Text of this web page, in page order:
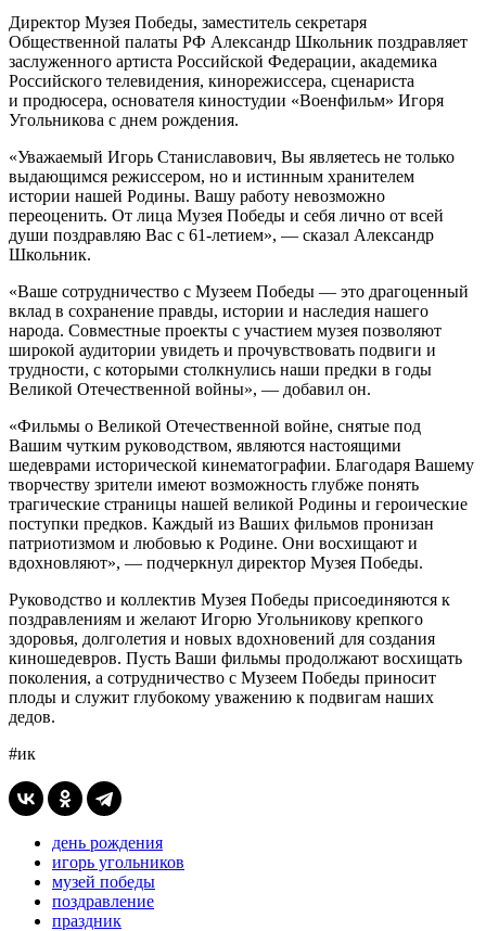
Директор Музея Победы, заместитель секретаря
Общественной палаты РФ Александр Школьник поздравляет
заслуженного артиста Российской Федерации, академика
Российского телевидения, кинорежиссера, сценариста
и продюсера, основателя киностудии «Военфильм» Игоря
Угольникова с днем рождения.
«Уважаемый Игорь Станиславович, Вы являетесь не только
выдающимся режиссером, но и истинным хранителем
истории нашей Родины. Вашу работу невозможно
переоценить. От лица Музея Победы и себя лично от всей
души поздравляю Вас с 61-летием», — сказал Александр
Школьник.
«Ваше сотрудничество с Музеем Победы — это драгоценный
вклад в сохранение правды, истории и наследия нашего
народа. Совместные проекты с участием музея позволяют
широкой аудитории увидеть и прочувствовать подвиги и
трудности, с которыми столкнулись наши предки в годы
Великой Отечественной войны», — добавил он.
«Фильмы о Великой Отечественной войне, снятые под
Вашим чутким руководством, являются настоящими
шедеврами исторической кинематографии. Благодаря Вашему
творчеству зрители имеют возможность глубже понять
трагические страницы нашей великой Родины и героические
поступки предков. Каждый из Ваших фильмов пронизан
патриотизмом и любовью к Родине. Они восхищают и
вдохновляют», — подчеркнул директор Музея Победы.
Руководство и коллектив Музея Победы присоединяются к
поздравлениям и желают Игорю Угольникову крепкого
здоровья, долголетия и новых вдохновений для создания
киношедевров. Пусть Ваши фильмы продолжают восхищать
поколения, а сотрудничество с Музеем Победы приносит
плоды и служит глубокому уважению к подвигам наших
дедов.
#ик
день рождения
игорь угольников
музей победы
поздравление
праздник